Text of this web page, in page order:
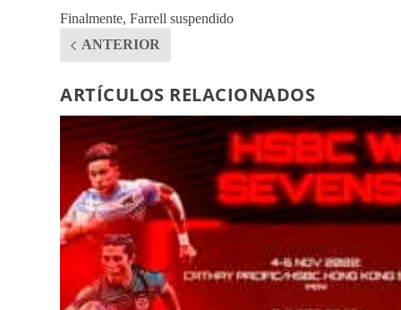
Finalmente, Farrell suspendido
ANTERIOR
ARTÍCULOS RELACIONADOS